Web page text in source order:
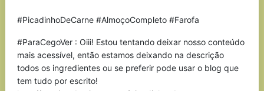
#PicadinhoDeCarne #AlmoçoCompleto #Farofa
#ParaCegoVer : Oiii! Estou tentando deixar nosso conteúdo
mais acessível, então estamos deixando na descrição
todos os ingredientes ou se preferir pode usar o blog que
tem tudo por escrito!